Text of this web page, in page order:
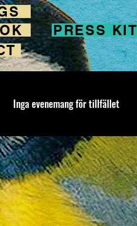
PRESS KIT
Inga evenemang för tillfället